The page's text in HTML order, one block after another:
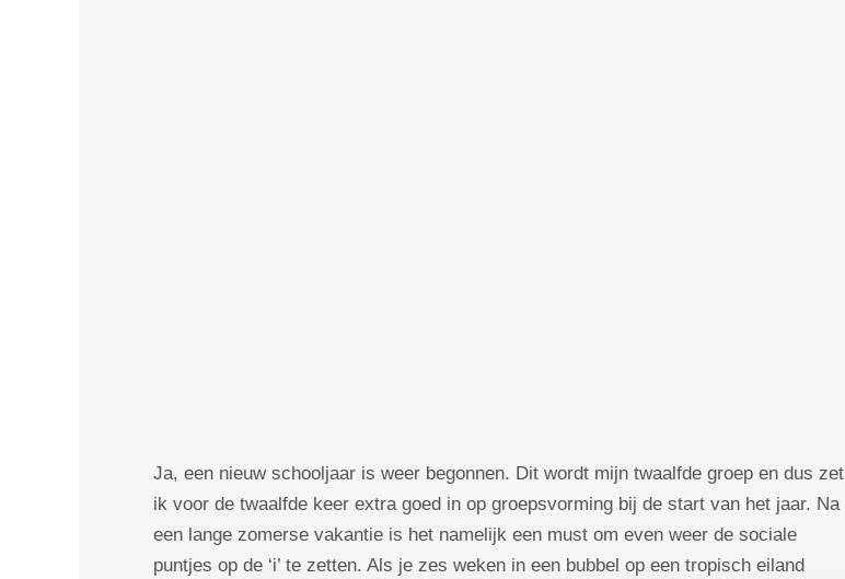
Ja, een nieuw schooljaar is weer begonnen. Dit wordt mijn twaalfde groep en dus zet
ik voor de twaalfde keer extra goed in op groepsvorming bij de start van het jaar. Na
een lange zomerse vakantie is het namelijk een must om even weer de sociale
puntjes op de ‘i’ te zetten. Als je zes weken in een bubbel op een tropisch eiland